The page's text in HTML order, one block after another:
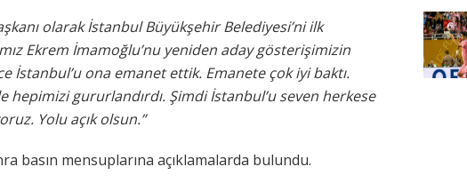
olarak İstanbul Büyükşehir Belediyesi’ni ilk
Ekrem İmamoğlu’nu yeniden aday gösterişimizin
İstanbul’u ona emanet ettik. Emanete çok iyi baktı.
gururlandırdı. Şimdi İstanbul’u seven herkese
Yolu açık olsun.”
basın mensuplarına açıklamalarda bulundu.